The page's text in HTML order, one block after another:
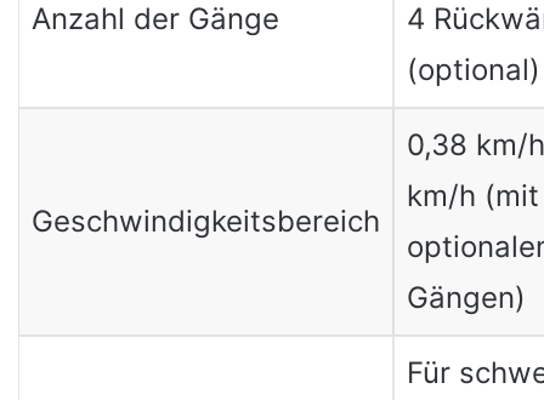
Anzahl der Gänge
4
(optional)
Geschwindigkeitsbereich
0,38 km/
km/h (mit
Gängen)
Für